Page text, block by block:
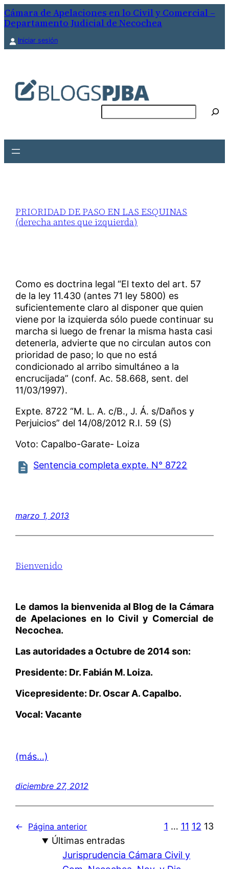
Cámara de Apelaciones en lo Civil y Comercial –
Departamento Judicial de Necochea
Iniciar sesión
PRIORIDAD DE PASO EN LAS ESQUINAS
(derecha antes que izquierda)
Como es doctrina legal “El texto del art. 57
de la ley 11.430 (antes 71 ley 5800) es
suficientemente claro al disponer que quien
viene por la izquierda sólo puede continuar su
marcha si luego de frenar la misma hasta casi
detenerla, advierte que no circulan autos con
prioridad de paso; lo que no está
condicionado al arribo simultáneo a la
encrucijada” (conf. Ac. 58.668, sent. del
11/03/1997).
Expte. 8722 “M. L. A. c/B., J. Á. s/Daños y
Perjuicios” del 14/08/2012 R.I. 59 (S)
Voto: Capalbo-Garate- Loiza
Sentencia completa expte. N° 8722
marzo 1, 2013
Bienvenido
Le damos la bienvenida al Blog de la Cámara
de Apelaciones en lo Civil y Comercial de
Necochea.
Las autoridades a Octubre de 2014 son:
Presidente: Dr. Fabián M. Loiza.
Vicepresidente: Dr. Oscar A. Capalbo.
Vocal: Vacante
(más…)
diciembre 27, 2012
← Página anterior 1 … 11 12 13
Últimas entradas
Jurisprudencia Cámara Civil y